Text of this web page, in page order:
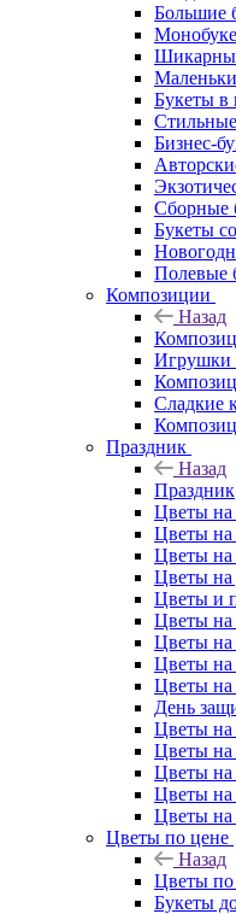
Большие
Букеты в
Бизнес-
Сборные
Букеты
Полевые
Композиции
Назад
Игрушки
Сладкие
Праздник
Назад
Праздник
Цветы
Цветы на
Цветы на
Цветы на
Цветы и
Цветы на
Цветы на
Цветы
Цветы
День
Цветы на
Цветы на
Цветы на
Цветы на
Цветы
Цветы по цене
Назад
Цветы по
Букеты